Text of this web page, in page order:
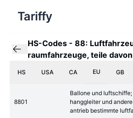
Tariffy
HS-Codes - 88:
raumfahrzeuge, teile
HS USA CA EU GB
8801
Ballone und
hanggleiter und
antrieb bestimmte